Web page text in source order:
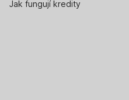
Jak fungují kredity